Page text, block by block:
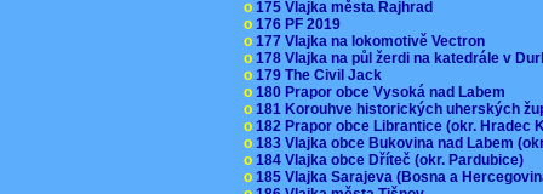
o 175 Vlajka města Rajhrad
o 176 PF 2019
o 177 Vlajka na lokomotivě Vectron
o 178 Vlajka na půl žerdi na katedrále v
o 179 The Civil Jack
o 180 Prapor obce Vysoká nad Labem
o 181 Korouhve historických uherských
o 182 Prapor obce Librantice (okr. Hradec
o 183 Vlajka obce Bukovina nad Labem
o 184 Vlajka obce Dříteč (okr. Pardubice)
o 185 Vlajka Sarajeva (Bosna a